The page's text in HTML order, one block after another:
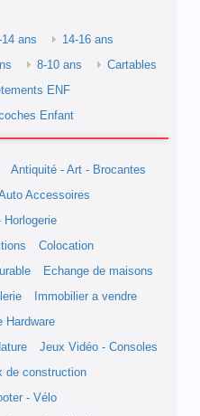
14 ans
14-16 ans
8-10 ans
Cartables
ENF
Enfant
Antiquité - Art - Brocantes
Accessoires
Horlogerie
Colocation
Echange de maisons
Immobilier a vendre
Hardware
Jeux Vidéo - Consoles
de construction
- Vélo